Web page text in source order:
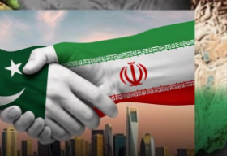
https://www.facebook.com/Nexolatino.Canal